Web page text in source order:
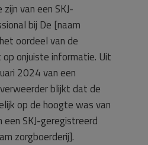
van een SKJ-
bij De [naam
oordeel van de
onjuiste informatie. Uit
2024 van een
blijkt dat de
op de hoogte was van
SKJ-geregistreerd
zorgboerderij].